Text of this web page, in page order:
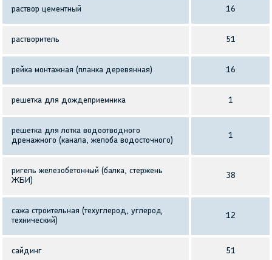
раствор цементный 16
растворитель 51
рейка монтажная (планка деревянная) 16
решетка для дождеприемника 1
решетка для лотка водоотводного
дренажного (канала, желоба водосточного)
1
ригель железобетонный (балка, стержень
ЖБИ)
38
сажа строительная (техуглерод, углерод
технический)
12
сайдинг 51